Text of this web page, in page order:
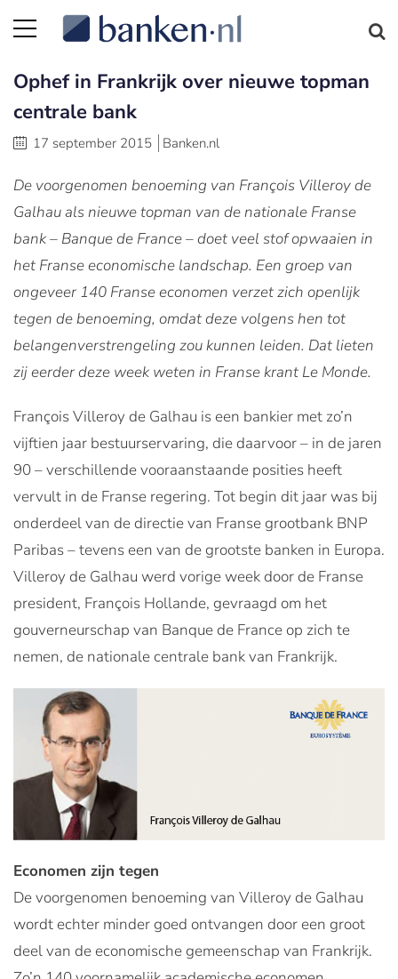
Ophef in Frankrijk over nieuwe topman
centrale bank
17 september 2015 Banken.nl
De voorgenomen benoeming van François Villeroy de
Galhau als nieuwe topman van de nationale Franse
bank – Banque de France – doet veel stof opwaaien in
het Franse economische landschap. Een groep van
ongeveer 140 Franse economen verzet zich openlijk
tegen de benoeming, omdat deze volgens hen tot
belangenverstrengeling zou kunnen leiden. Dat lieten
zij eerder deze week weten in Franse krant Le Monde.
François Villeroy de Galhau is een bankier met zo’n
vijftien jaar bestuurservaring, die daarvoor – in de jaren
90 – verschillende vooraanstaande posities heeft
vervult in de Franse regering. Tot begin dit jaar was bij
onderdeel van de directie van Franse grootbank BNP
Paribas – tevens een van de grootste banken in Europa.
Villeroy de Galhau werd vorige week door de Franse
president, François Hollande, gevraagd om het
gouverneurschap van Banque de France op zich te
nemen, de nationale centrale bank van Frankrijk.
Economen zijn tegen
De voorgenomen benoeming van Villeroy de Galhau
wordt echter minder goed ontvangen door een groot
deel van de economische gemeenschap van Frankrijk.